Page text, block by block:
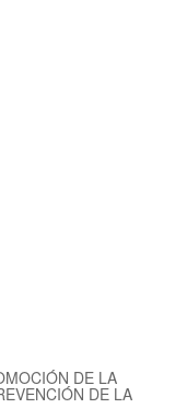
DE LA
DE LA